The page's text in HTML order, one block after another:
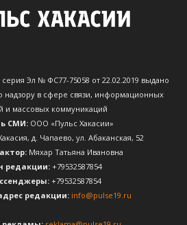
серия Эл № ФС77-75058 от 22.02.2019 выдано
надзору в сфере связи, информационных
и массовых коммуникаций
СМИ: ООО «Пульс Хакасии»
д. Чапаево, ул. Абаканская, 52
Мяхар Татьяна Ивановна
редакции:+79532587854
+79532587854
редакции: info@pulse19.ru